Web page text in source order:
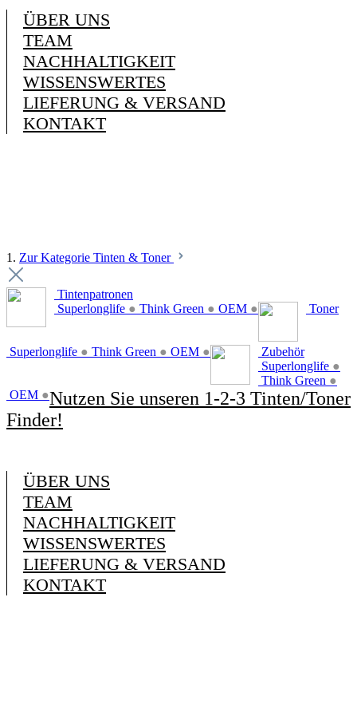
ÜBER UNS
TEAM
NACHHALTIGKEIT
WISSENSWERTES
LIEFERUNG & VERSAND
KONTAKT
1. Zur Kategorie Tinten & Toner
Tintenpatronen
Superlonglife ● Think Green ● OEM ● Toner
Superlonglife ● Think Green ● OEM ●
Zubehör
Superlonglife ●
Think Green ●
OEM ●Nutzen Sie unseren 1-2-3 Tinten/Toner
Finder!
ÜBER UNS
TEAM
NACHHALTIGKEIT
WISSENSWERTES
LIEFERUNG & VERSAND
KONTAKT